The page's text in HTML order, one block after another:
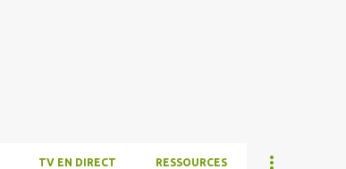
TV EN DIRECT RESSOURCES